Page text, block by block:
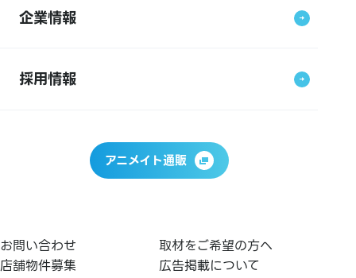
企業情報
採用情報
アニメイト通販
お問い合わせ
取材をご希望の方へ
店舗物件募集
広告掲載について